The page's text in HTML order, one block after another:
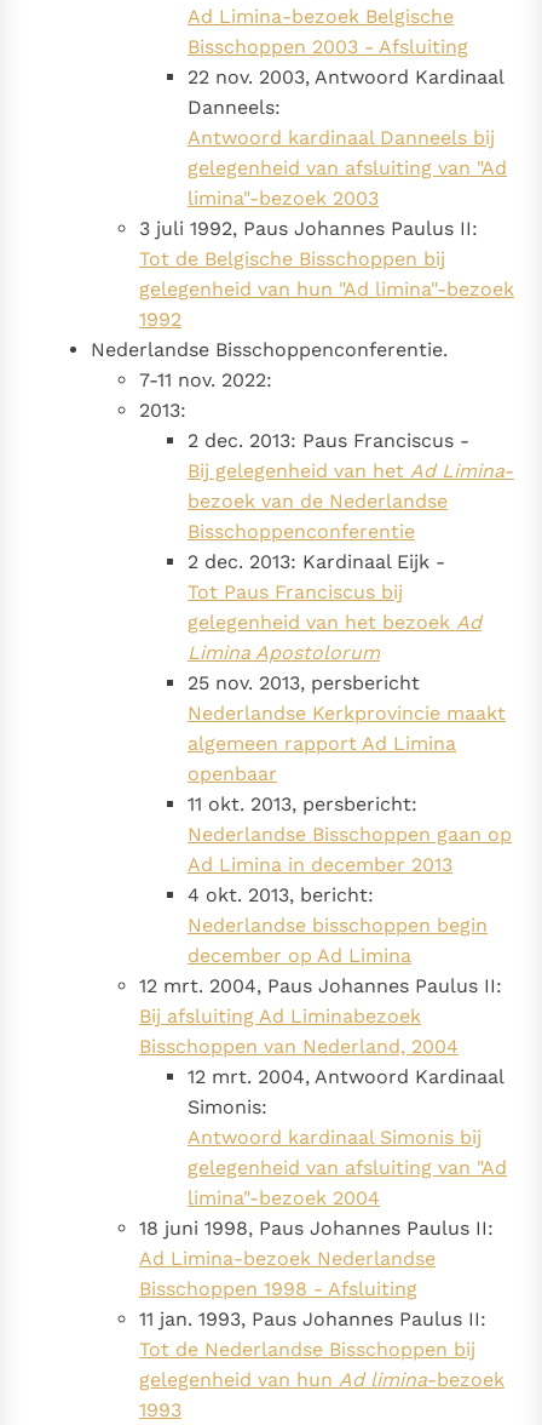
Paus spreekt het Wereldvoedselprogramma toe
Paus Leo XIV in Pavia: "De stad is zowel een gave als
Paus in Pavia: St. Augustinus toont ons de noodzaak om
RK Documenten stelt heel veel belangrijke
kerkelijke documenten van de Rooms
Katholieke Kerk in het Nederlands beschikbaar
en is volledig afhankelijk van donaties.
Ik help mee!
Ad Limina-bezoek Belgische
Bisschoppen 2003 - Afsluiting
22 nov. 2003, Antwoord Kardinaal
Danneels:
Antwoord kardinaal Danneels bij
gelegenheid van afsluiting van "Ad
limina"-bezoek 2003
3 juli 1992, Paus Johannes Paulus II:
Tot de Belgische Bisschoppen bij
gelegenheid van hun "Ad limina"-bezoek
1992
Nederlandse Bisschoppenconferentie.
7-11 nov. 2022:
2013:
2 dec. 2013: Paus Franciscus -
Bij gelegenheid van het Ad Limina-
bezoek van de Nederlandse
Bisschoppenconferentie
2 dec. 2013: Kardinaal Eijk -
Tot Paus Franciscus bij
gelegenheid van het bezoek Ad
Limina Apostolorum
25 nov. 2013, persbericht
Nederlandse Kerkprovincie maakt
algemeen rapport Ad Limina
openbaar
11 okt. 2013, persbericht:
Nederlandse Bisschoppen gaan op
Ad Limina in december 2013
4 okt. 2013, bericht:
Nederlandse bisschoppen begin
december op Ad Limina
12 mrt. 2004, Paus Johannes Paulus II:
Bij afsluiting Ad Liminabezoek
Bisschoppen van Nederland, 2004
12 mrt. 2004, Antwoord Kardinaal
Simonis:
Antwoord kardinaal Simonis bij
gelegenheid van afsluiting van "Ad
limina"-bezoek 2004
18 juni 1998, Paus Johannes Paulus II:
Ad Limina-bezoek Nederlandse
Bisschoppen 1998 - Afsluiting
11 jan. 1993, Paus Johannes Paulus II:
Tot de Nederlandse Bisschoppen bij
gelegenheid van hun Ad limina-bezoek
1993